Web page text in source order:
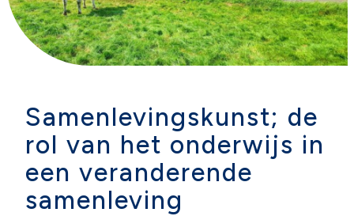
Samenlevingskunst; de
rol van het onderwijs in
een veranderende
samenleving